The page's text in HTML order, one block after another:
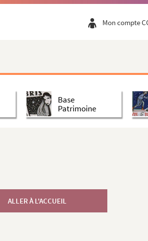
Mon compte
Base
Patrimoine
ALLER À L'ACCUEIL